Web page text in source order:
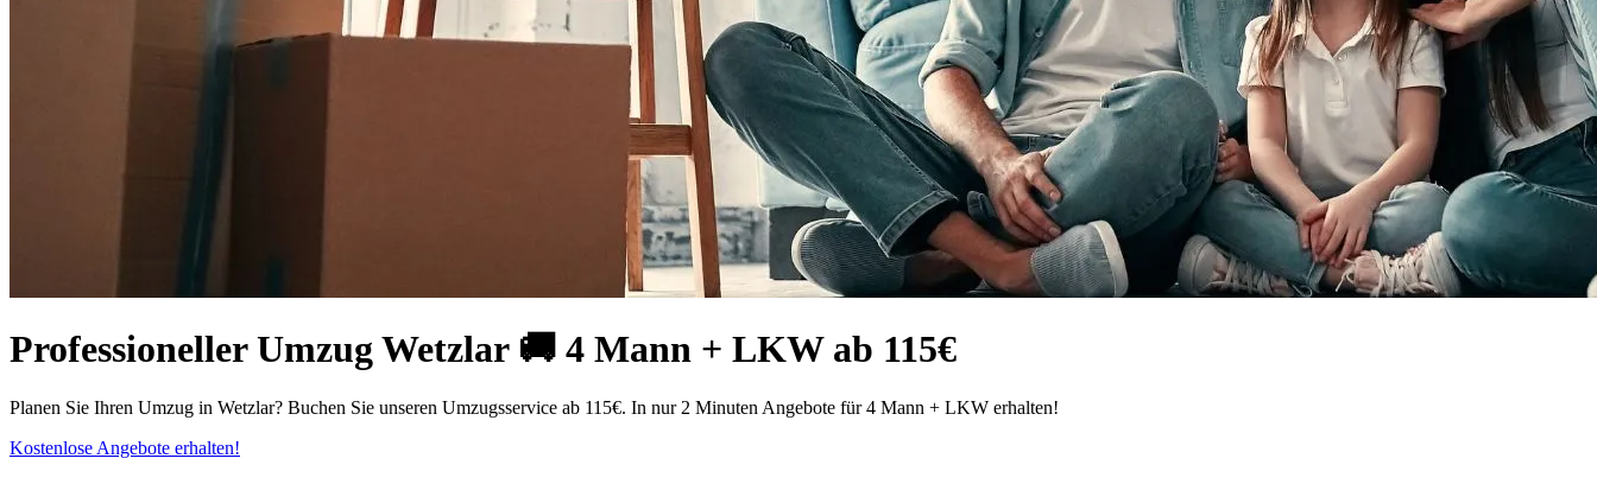
Professioneller Umzug Wetzlar 🚚 4 Mann + LKW ab 115€
Planen Sie Ihren Umzug in Wetzlar? Buchen Sie unseren Umzugsservice ab 115€. In nur 2 Minuten Angebote für 4 Mann + LKW erhalten!
Kostenlose Angebote erhalten!